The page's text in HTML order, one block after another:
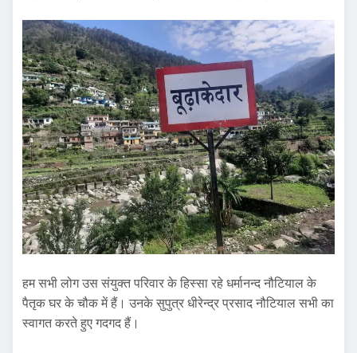
हम सभी लोग उस संयुक्त परिवार के हिस्सा रहे धर्मानन्द नौटियाल के
पैतृक घर के चौक में हैं। उनके सुपुत्र धीरेन्द्र प्रसाद नौटियाल सभी का
स्वागत करते हुए गदगद हैं।